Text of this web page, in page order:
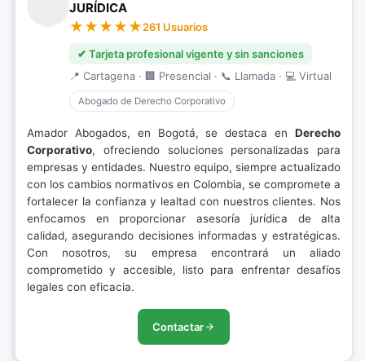
JURÍDICA
261 Usuarios
✔ Tarjeta profesional vigente y sin sanciones
📍 Cartagena · 🏢 Presencial · 📞 Llamada · 💻 Virtual
Abogado de Derecho Corporativo
Amador Abogados, en Bogotá, se destaca en Derecho
Corporativo, ofreciendo soluciones personalizadas para
empresas y entidades. Nuestro equipo, siempre actualizado
con los cambios normativos en Colombia, se compromete a
fortalecer la confianza y lealtad con nuestros clientes. Nos
enfocamos en proporcionar asesoría jurídica de alta
calidad, asegurando decisiones informadas y estratégicas.
Con nosotros, su empresa encontrará un aliado
comprometido y accesible, listo para enfrentar desafíos
legales con eficacia.
Contactar